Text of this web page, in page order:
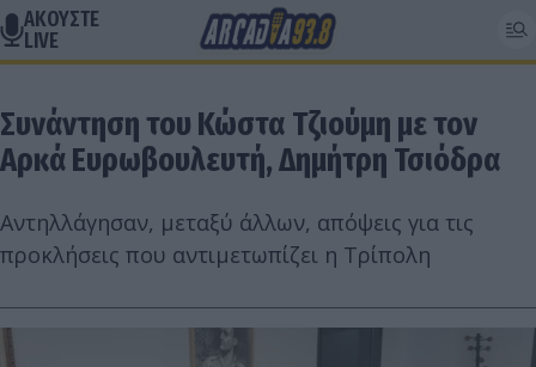
ΑΚΟΥΣΤΕ
LIVE
Συνάντηση του Κώστα Τζιούμη με τον
Αρκά Ευρωβουλευτή, Δημήτρη Τσιόδρα
Αντηλλάγησαν, μεταξύ άλλων, απόψεις για τις
προκλήσεις που αντιμετωπίζει η Τρίπολη